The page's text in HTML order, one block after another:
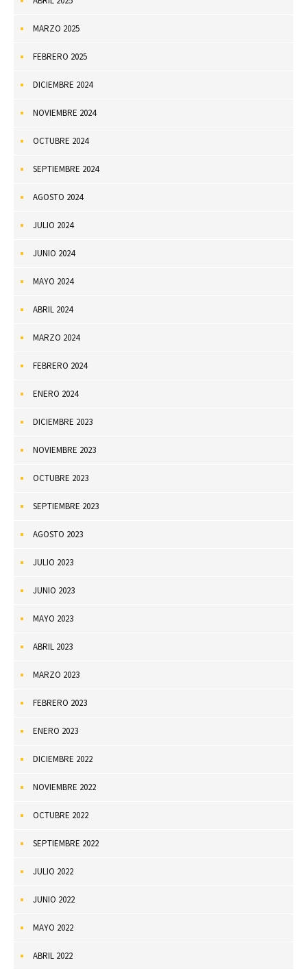
MARZO 2025
FEBRERO 2025
DICIEMBRE 2024
NOVIEMBRE 2024
OCTUBRE 2024
SEPTIEMBRE 2024
AGOSTO 2024
JULIO 2024
JUNIO 2024
MAYO 2024
ABRIL 2024
MARZO 2024
FEBRERO 2024
ENERO 2024
DICIEMBRE 2023
NOVIEMBRE 2023
OCTUBRE 2023
SEPTIEMBRE 2023
AGOSTO 2023
JULIO 2023
JUNIO 2023
MAYO 2023
ABRIL 2023
MARZO 2023
FEBRERO 2023
ENERO 2023
DICIEMBRE 2022
NOVIEMBRE 2022
OCTUBRE 2022
SEPTIEMBRE 2022
JULIO 2022
JUNIO 2022
MAYO 2022
ABRIL 2022